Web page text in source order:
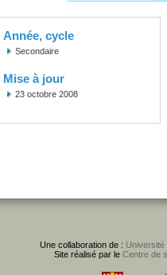
Année, cycle
Secondaire
Mise à jour
23 octobre 2008
Une collaboration de : Université
Site réalisé par le Centre de